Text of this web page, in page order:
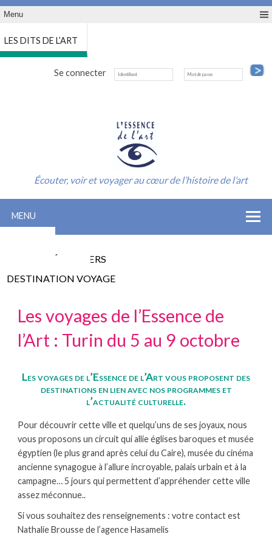
Menu
LES DITS DE L’ART
Se connecter
Écouter, voir et voyager au cœur de l’histoire de l’art
MENU
LES CONFÉRENCIERS
DESTINATION VOYAGE
Les voyages de l’Essence de
l’Art : Turin du 5 au 9 octobre
Les voyages de l’Essence de l’Art vous proposent des
destinations en lien avec nos programmes et
l’actualité culturelle.
Pour découvrir cette ville et quelqu’uns de ses joyaux, nous
vous proposons un circuit qui allie églises baroques et musée
égyptien (le plus grand après celui du Caire), musée du cinéma
ancienne synagogue à l’allure incroyable, palais urbain et à la
campagne… 5 jours qui permettent d’appréhender cette ville
assez méconnue..
Si vous souhaitez des renseignements : votre contact est
Nathalie Brousse de l’agence Hasamelis